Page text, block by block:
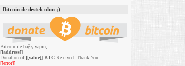
Bitcoin ile destek olun ;)
Bitcoin ile bağış yapın;
[[address]]
Donation of[[value]] BTCReceived. Thank You.
[[error]]